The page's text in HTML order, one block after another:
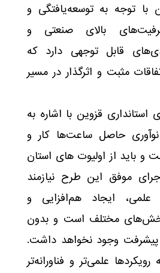
با توجه به توسعه‌یافتگی و
بالای صنعتی و
قابل توجهی دارد که
مثبت و اثرگذار در مسیر
استانداری قزوین با اشاره به
حاصل ساعت‌ها کار و
و باید از اولیوت های استان
موفق این طرح نیازمند
علمی، ایجاد هم‌افزایی و
مختلف است و بدون
پیشرفت وجود نخواهد داشت.
علمی‌تر و فناورانه‌تر